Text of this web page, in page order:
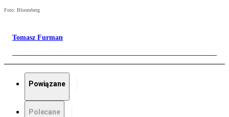
Foto: Bloomberg
Tomasz Furman
Powiązane
Polecane